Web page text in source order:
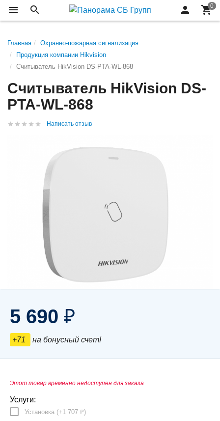
Главная
Охранно-пожарная сигнализация
Продукция компании Hikvision
Считыватель HikVision DS-PTA-WL-868
Считыватель HikVision DS-
PTA-WL-868
Написать отзыв
5 690 ₽
+71 на бонусный счет!
Этот товар временно недоступен для заказа
Услуги:
Установка (+1 707 ₽)